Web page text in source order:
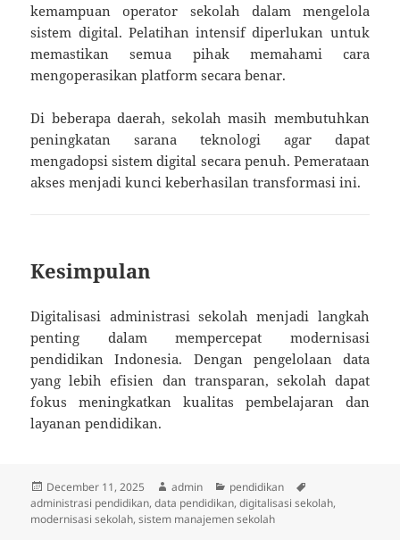
kemampuan operator sekolah dalam mengelola
sistem digital. Pelatihan intensif diperlukan untuk
memastikan semua pihak memahami cara
mengoperasikan platform secara benar.
Di beberapa daerah, sekolah masih membutuhkan
peningkatan sarana teknologi agar dapat
mengadopsi sistem digital secara penuh. Pemerataan
akses menjadi kunci keberhasilan transformasi ini.
Kesimpulan
Digitalisasi administrasi sekolah menjadi langkah
penting dalam mempercepat modernisasi
pendidikan Indonesia. Dengan pengelolaan data
yang lebih efisien dan transparan, sekolah dapat
fokus meningkatkan kualitas pembelajaran dan
layanan pendidikan.
Posted
on
December 11, 2025 Author
admin Categories
pendidikan
administrasi pendidikan,data pendidikan,digitalisasi sekolah,
modernisasi sekolah,sistem manajemen sekolah